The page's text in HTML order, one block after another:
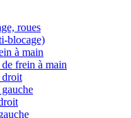
roues
blocage)
à main
frein à main
droit